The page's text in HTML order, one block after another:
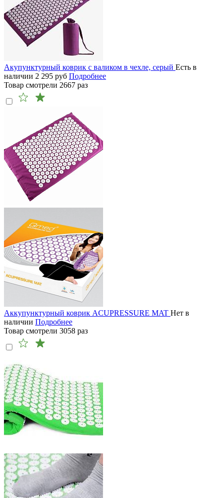
Акупунктурный коврик с валиком в чехле, серый Есть в
наличии 2 295 руб Подробнее
Товар смотрели 2667 раз
Аккупунктурный коврик ACUPRESSURE MAT Нет в
наличии Подробнее
Товар смотрели 3058 раз